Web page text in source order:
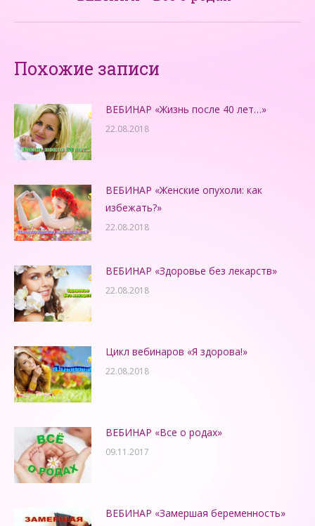
Похожие записи
ВЕБИНАР «Жизнь после 40 лет…»
22.08.2018
ВЕБИНАР «Женские опухоли: как
избежать?»
22.08.2018
ВЕБИНАР «Здоровье без лекарств»
22.08.2018
Цикл вебинаров «Я здорова!»
22.08.2018
ВЕБИНАР «Все о родах»
09.11.2017
ВЕБИНАР «Замершая беременность»